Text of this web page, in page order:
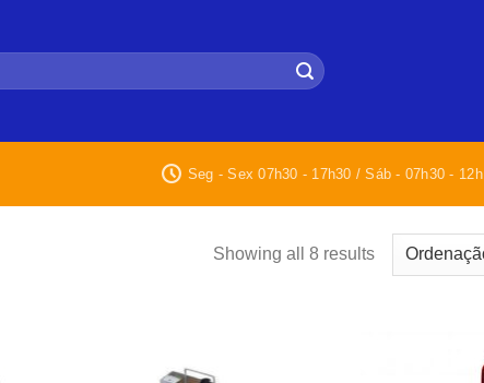
Seg - Sex 07h30 - 17h30 / Sáb - 07h30 - 12h
Showing all 8 results